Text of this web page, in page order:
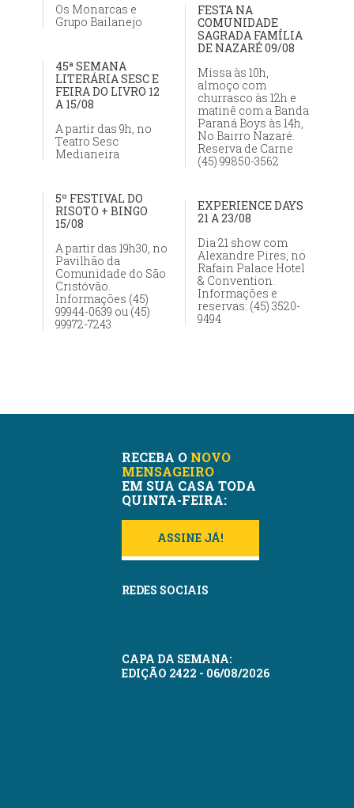
Os Monarcas e
Grupo Bailanejo
FESTA NA
COMUNIDADE
SAGRADA FAMÍLIA
DE NAZARÉ 09/08
Missa às 10h,
almoço com
churrasco às 12h e
matinê com a Banda
Paraná Boys às 14h,
No Bairro Nazaré.
Reserva de Carne
(45) 99850-3562
45ª SEMANA
LITERÁRIA SESC E
FEIRA DO LIVRO 12
A 15/08
A partir das 9h, no
Teatro Sesc
Medianeira
5º FESTIVAL DO
RISOTO + BINGO
15/08
A partir das 19h30, no
Pavilhão da
Comunidade do São
Cristóvão.
Informações (45)
99944-0639 ou (45)
99972-7243
EXPERIENCE DAYS
21 A 23/08
Dia 21 show com
Alexandre Pires, no
Rafain Palace Hotel
& Convention.
Informações e
reservas: (45) 3520-
9494
RECEBA O NOVO
MENSAGEIRO
EM SUA CASA TODA
QUINTA-FEIRA:
ASSINE JÁ!
REDES SOCIAIS
CAPA DA SEMANA:
EDIÇÃO 2422 - 06/08/2026